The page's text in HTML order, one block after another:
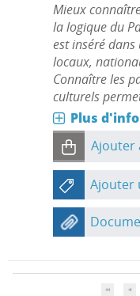
Mieux
la logique du
est inséré
locaux,
Connaître les
culturels
Plus
Ajouter
Ajouter